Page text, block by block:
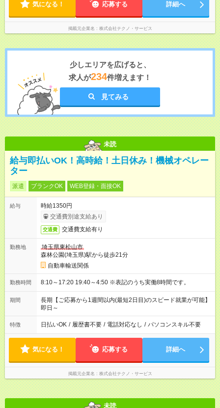
気になる！ 応募する 詳細へ
掲載元企業名 株式会社テクノ・サービス
少しエリアを広げると、
求人が234件増えます！
見てみる
未読
給与即払いOK！高時給！土日休み！機械オペレー
ター
派遣 ブランクOK WEB登録・面接OK
給与
時給1350円
交通費別途支給あり
交通費 交通費支給有り
勤務地
埼玉県東松山市
森林公園(埼玉県)駅から徒歩21分
自動車輸送関係
勤務時間 8:10～17:20 19:40～4:50 ※表記のうち実働8時間です。
期間
長期【ご応募から1週間以内(最短2日目)のスピード就業が可能】
即日～
特徴 日払いOK / 履歴書不要 / 電話対応なし / パソコンスキル不要
気になる！ 応募する 詳細へ
掲載元企業名 株式会社テクノ・サービス
未読